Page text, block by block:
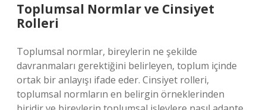
Toplumsal Normlar ve Cinsiyet
Rolleri
Toplumsal normlar, bireylerin ne şekilde
davranmaları gerektiğini belirleyen, toplum içinde
ortak bir anlayışı ifade eder. Cinsiyet rolleri,
toplumsal normların en belirgin örneklerinden